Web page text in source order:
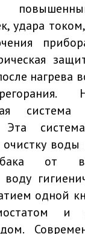
удара
нагрева
воды
от
одной
и